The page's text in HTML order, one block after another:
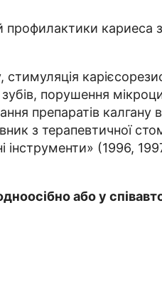
порушення
препаратів калгану
з терапевтичної
інструменти» (1996,
або у